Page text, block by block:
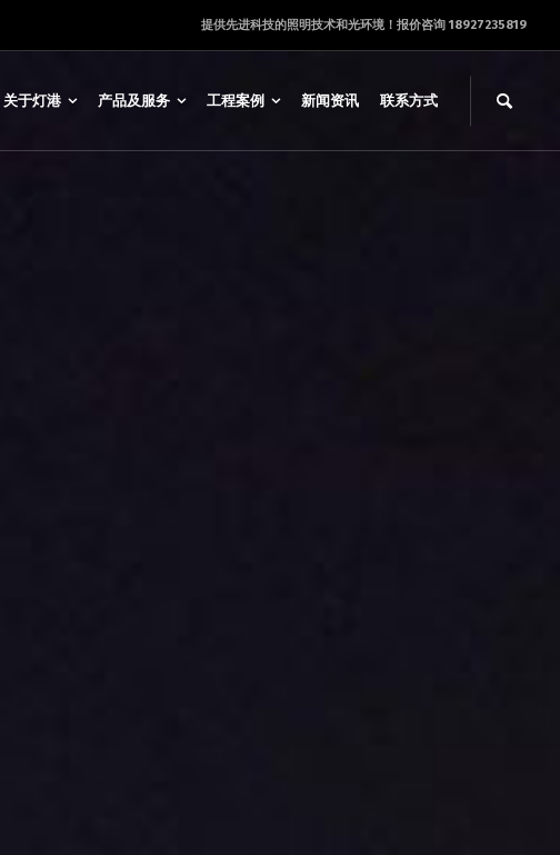
提供先进科技的照明技术和光环境！报价咨询 18927235819
关于灯港 产品及服务 工程案例 新闻资讯 联系方式